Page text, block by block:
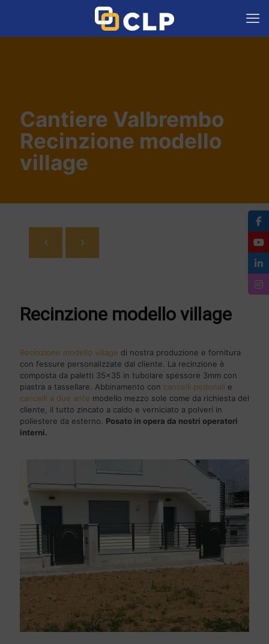
Cantiere Valbrembo
Recinzione modello
village
Recinzione modello village
Recinzione modello village di nostra produzione e fornitura
con fessure personalizzate dal cliente. La recinzione è
composta da paletti 35x35 in tubolare spessore 3mm con
piastra a tassellare. Abbinamento con cancelli pedonali e
cancelli a due ante modello mezzo sole come da richiesta del
cliente, il tutto zincato a caldo e verniciato a polveri in
poliestere da esterno. Posato in opera da nostri operatori
interni.